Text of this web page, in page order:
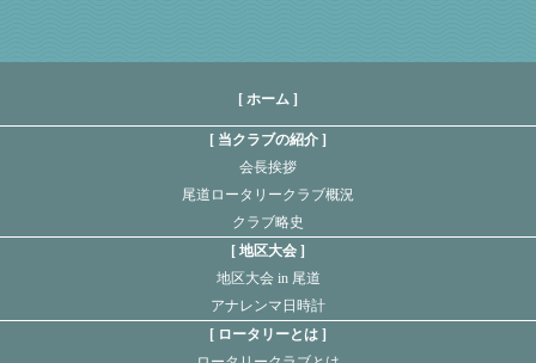
[ ホーム ]
当クラブの紹介
会長挨拶
尾道ロータリークラブ概況
クラブ略史
地区大会
地区大会 in 尾道
アナレンマ日時計
ロータリーとは